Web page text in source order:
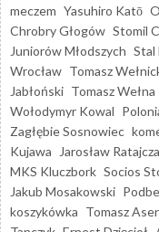
meczem Yasuhiro Katō
Chrobry Głogów Stomil
Juniorów Młodszych Stal
Wrocław Tomasz
Jabłoński Tomasz Wełna
Wołodymyr Kowal
Zagłębie Sosnowiec
Kujawa
Jarosław
MKS Kluczbork Socios
Jakub Mosakowski
koszykówka Tomasz